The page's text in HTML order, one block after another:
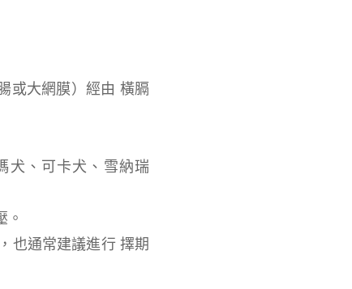
或大網膜）經由 橫膈
犬、可卡犬、雪納瑞
。
也通常建議進行 擇期